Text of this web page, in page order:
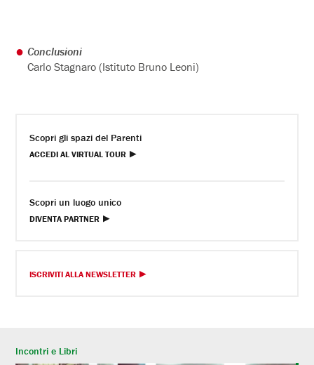
Conclusioni
Carlo Stagnaro (Istituto Bruno Leoni)
Scopri gli spazi del Parenti
ACCEDI AL VIRTUAL TOUR
Scopri un luogo unico
DIVENTA PARTNER
ISCRIVITI ALLA NEWSLETTER
Incontri e Libri